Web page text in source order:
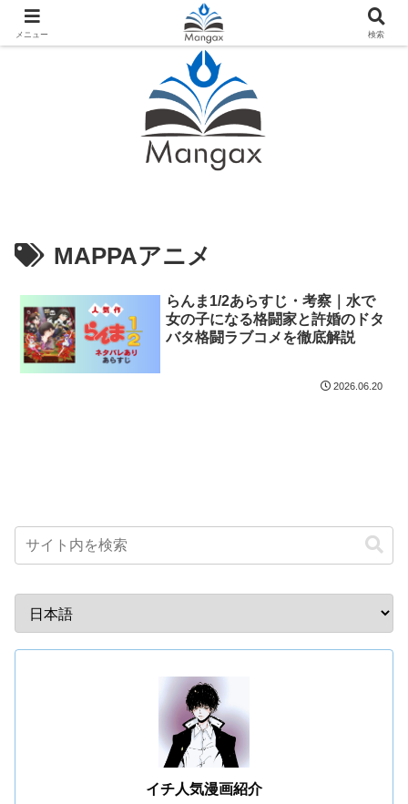
人気おすすめ漫画紹介ならMangax（マンガックス）
MAPPAアニメ
らんま1/2あらすじ・考察｜水で
女の子になる格闘家と許婚のドタ
バタ格闘ラブコメを徹底解説
2026.06.20
イチ人気漫画紹介
メニュー 検索